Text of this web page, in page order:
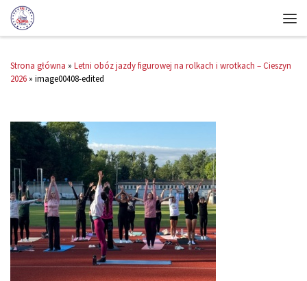
Strona główna » Letni obóz jazdy figurowej na rolkach i wrotkach – Cieszyn
2026 » image00408-edited